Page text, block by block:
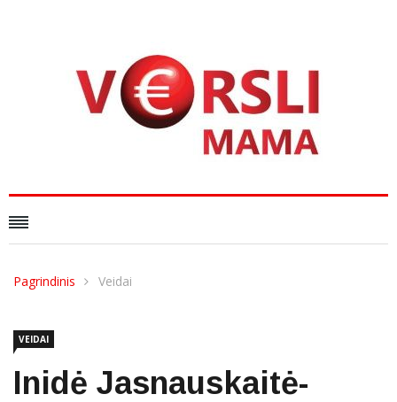
Pagrindinis Veidai
VEIDAI
Inidė Jasnauskaitė-